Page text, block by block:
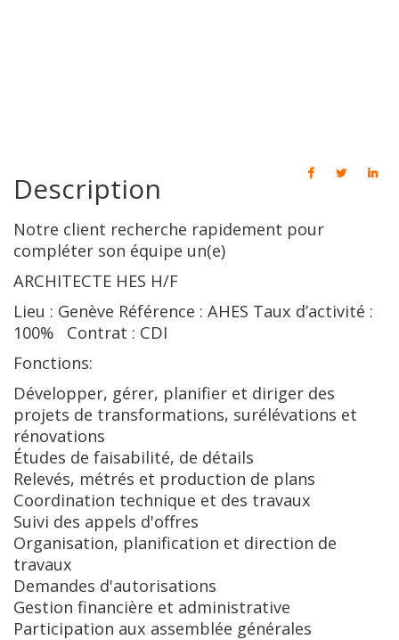
Description
Notre client recherche rapidement pour
compléter son équipe un(e)
ARCHITECTE HES H/F
Lieu : Genève Référence : AHES Taux d’activité :
100% Contrat : CDI
Fonctions:
Développer, gérer, planifier et diriger des
projets de transformations, surélévations et
rénovations
Études de faisabilité, de détails
Relevés, métrés et production de plans
Coordination technique et des travaux
Suivi des appels d'offres
Organisation, planification et direction de
travaux
Demandes d'autorisations
Gestion financière et administrative
Participation aux assemblée générales